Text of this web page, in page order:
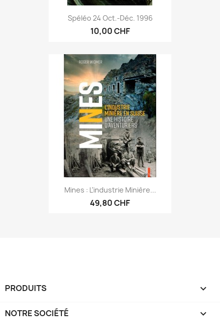
Spéléo 24 Oct.-Déc. 1996
10,00 CHF
Mines : L’industrie Minière...
49,80 CHF
PRODUITS 
NOTRE SOCIÉTÉ 